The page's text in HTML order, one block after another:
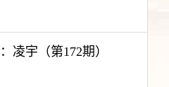
凌宇（第172期）